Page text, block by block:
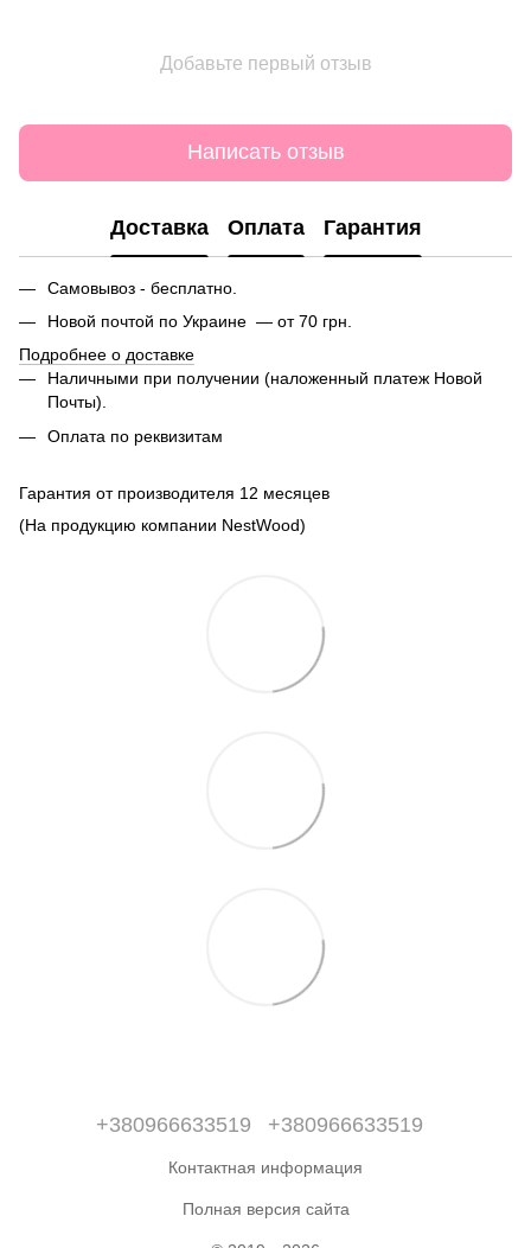
Добавьте первый отзыв
Написать отзыв
Доставка Оплата Гарантия
Самовывоз - бесплатно.
Новой почтой по Украине — от 70 грн.
Подробнее о доставке
Наличными при получении (наложенный платеж Новой
Почты).
Оплата по реквизитам
Гарантия от производителя 12 месяцев
(На продукцию компании NestWood)
+380966633519 +380966633519
Контактная информация
Полная версия сайта